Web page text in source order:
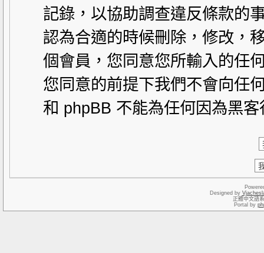
記錄，以協助調查違反條款的
認為合適的時候刪除，修改，
個會員，您同意您所輸入的任
您同意的前提下我們不會向任
和 phpBB 不能為任何因為黑
Designed by
正體中文語
Portal by